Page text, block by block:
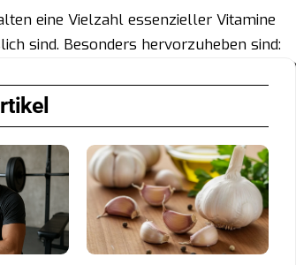
eine Vielzahl essenzieller Vitamine
sind. Besonders hervorzuheben sind: